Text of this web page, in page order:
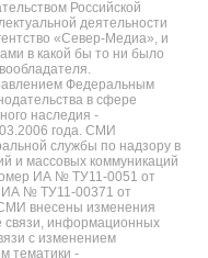
Российской
деятельности
«Север-Медиа», и
в какой бы то ни было
Федеральным
в сфере
наследия -
года. СМИ
службы по надзору в
и массовых коммуникаций
ИА № ТУ11-0051 от
ИА № ТУ11-00371 от
внесены изменения
связи, информационных
с изменением
тематики -